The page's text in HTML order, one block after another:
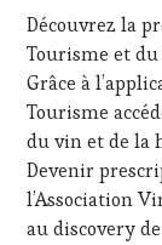
VAR,
VIGNOBLES
WINE
TASTING
VOUCHER,
WINE
TOURISM
FAME
WINE
TOURISM
DU
VIN
ET
DE
LA
HAUTE
GASTRONOMIE
FRANÇAISE,
FAMOUS
HOST,
2022
Découvrez la
Tourisme et
Grâce à
Tourisme
du vin et de la
Devenir
l’Association
au discovery